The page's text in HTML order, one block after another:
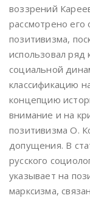
воззрений
рассмотрено
позитивизма,
использовал ряд
социальной
классификацию
концепцию
внимание и на
позитивизма О.
допущения. В
русского
указывает на
марксизма,